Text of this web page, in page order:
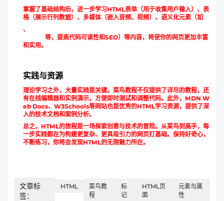
掌握了基础结构后，进一步学习HTML表单（用于收集用户输入）、表
格（展示行列数据）、多媒体（嵌入音频、视频）、语义化元素（如
、
等，提高代码可读性和SEO）等内容，将使你的网页更加丰富
和实用。
实践与资源
理论学习之外，大量实践是关键。菜鸟教程不仅提供了详尽的教程，还
有在线编辑器和实例演示，方便即时测试和调整代码。此外，MDN W
eb Docs、W3Schools等网站也是优秀的HTML学习资源，提供了深
入的技术文档和案例分析。
总之，HTML的旅程是一场探索创意与技术的冒险。从菜鸟到高手，每
一步实践都在为构建更复杂、更具吸引力的网页打基础。保持好奇心，
不断练习，你将会发现HTML的无限魅力所在。
文章标
签：
HTML
菜鸟教
程
标
记
HTML页
面
元素与属
性